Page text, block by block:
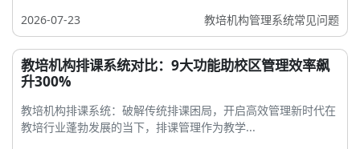
2026-07-23
教培机构管理系统常见问题
教培机构排课系统对比：9大功能助校区管理效率飙
升300%
教培机构排课系统：破解传统排课困局，开启高效管理新时代在
教培行业蓬勃发展的当下，排课管理作为教学...